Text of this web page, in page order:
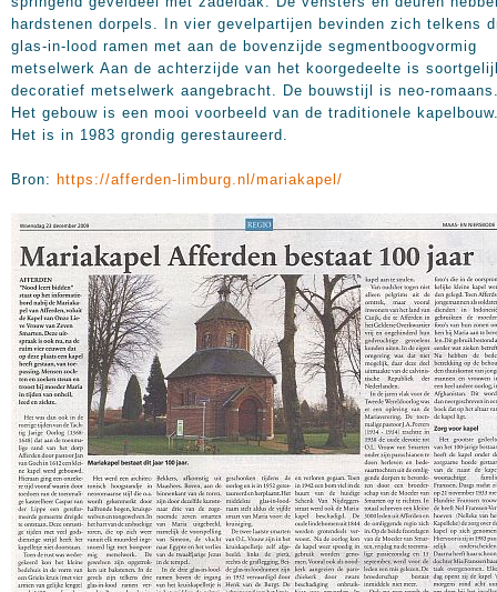
hardstenen dorpels. In vier gevelpartijen bevinden zich telkens
glas-in-lood ramen met aan de bovenzijde segmentboogvormig
metselwerk Aan de achterzijde van het koorgedeelte is
decoratief metselwerk aangebracht. De bouwstijl is neo-
Het gebouw is een mooi voorbeeld van de traditionele
Het is in 1983 grondig gerestaureerd.
Bron: https://afferden-limburg.nl/mariakapel/